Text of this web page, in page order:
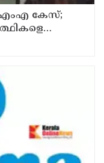
കേസ്;